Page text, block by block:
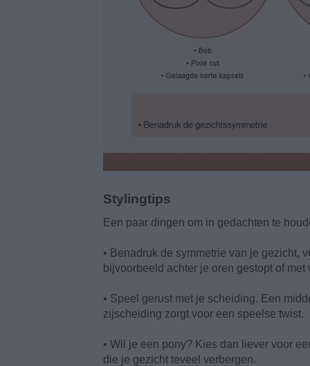
Stylingtips
Een paar dingen om in gedachten te
• Benadruk de symmetrie van je gezicht,
bijvoorbeeld achter je oren gestopt of
• Speel gerust met je scheiding. Een
zijscheiding zorgt voor een speelse twist.
• Wil je een pony? Kies dan liever voor
die je gezicht teveel verbergen.